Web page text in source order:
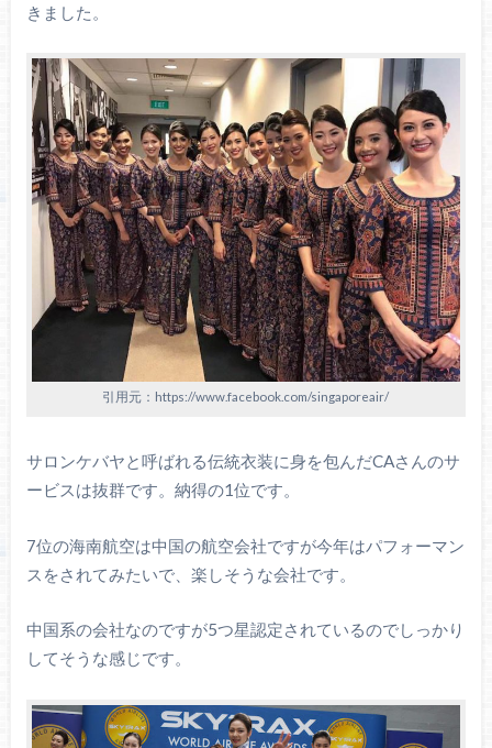
きました。
引用元：https://www.facebook.com/singaporeair/
サロンケバヤと呼ばれる伝統衣装に身を包んだCAさんのサ
ービスは抜群です。納得の1位です。
7位の海南航空は中国の航空会社ですが今年はパフォーマン
スをされてみたいで、楽しそうな会社です。
中国系の会社なのですが5つ星認定されているのでしっかり
してそうな感じです。